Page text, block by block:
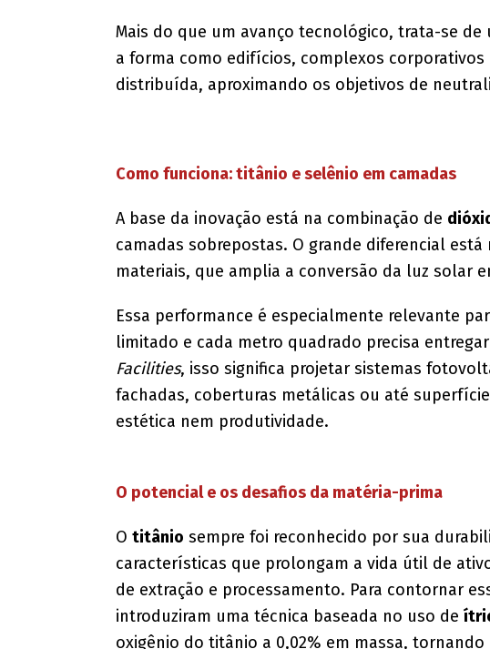
Mais do que um avanço tecnológico, trata-se
a forma como edifícios, complexos
distribuída, aproximando os objetivos de
Como funciona: titânio e selênio em camadas
A base da inovação está na combinação de
camadas sobrepostas. O grande diferencial
materiais, que amplia a conversão da luz solar
Essa performance é especialmente relevante
limitado e cada metro quadrado precisa
Facilities, isso significa projetar sistemas
fachadas, coberturas metálicas ou até
estética nem produtividade.
O potencial e os desafios da matéria-prima
O titânio sempre foi reconhecido por sua
características que prolongam a vida útil de
de extração e processamento. Para contornar
introduziram uma técnica baseada no uso de
oxigênio do titânio a 0,02% em massa,